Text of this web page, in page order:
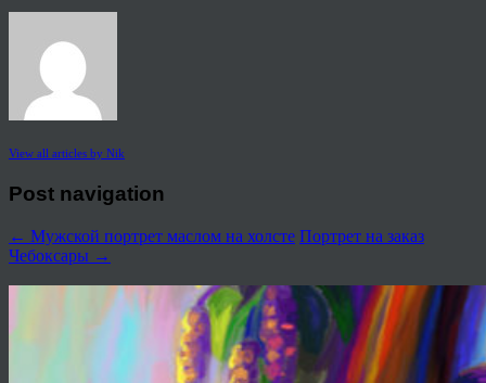
View all articles by Nik
Post navigation
← Мужской портрет маслом на холсте Портрет на заказ
Чебоксары →